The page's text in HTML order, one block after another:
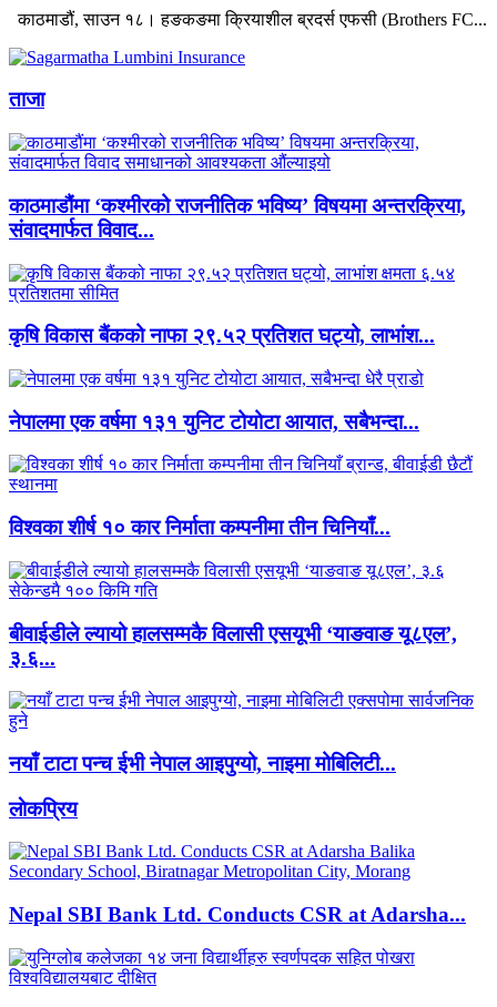
काठमाडौं, साउन १८। हङकङमा क्रियाशील ब्रदर्स एफसी (Brothers FC...
ताजा
काठमाडौंमा ‘कश्मीरको राजनीतिक भविष्य’ विषयमा अन्तरक्रिया,
संवादमार्फत विवाद...
कृषि विकास बैंकको नाफा २९.५२ प्रतिशत घट्यो, लाभांश...
नेपालमा एक वर्षमा १३१ युनिट टोयोटा आयात, सबैभन्दा...
विश्वका शीर्ष १० कार निर्माता कम्पनीमा तीन चिनियाँ...
बीवाईडीले ल्यायो हालसम्मकै विलासी एसयूभी ‘याङवाङ यू८एल’,
३.६...
नयाँ टाटा पन्च ईभी नेपाल आइपुग्यो, नाइमा मोबिलिटी...
लाेकप्रिय
Nepal SBI Bank Ltd. Conducts CSR at Adarsha...